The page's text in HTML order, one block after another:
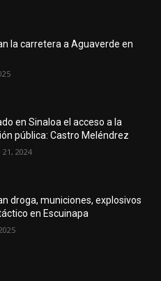
la carretera a Aguaverde en
en Sinaloa el acceso a la
pública: Castro Meléndrez
2024
droga, municiones, explosivos
en Escuinapa